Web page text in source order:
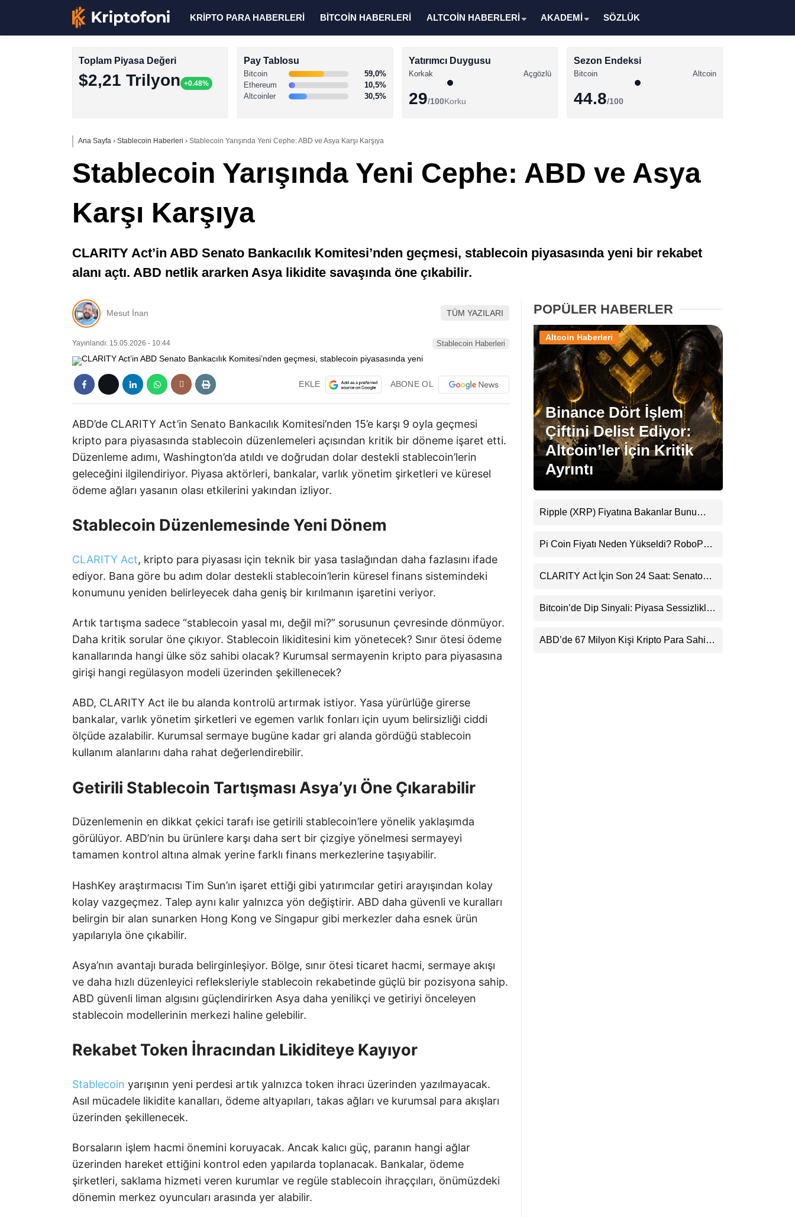
Altcoin Haberleri
Facebook
Instagram
Youtube
TikTok
KRİPTO PARA HABERLERİ BİTCOİN HABERLERİ ALTCOİN HABERLERİ AKADEMİ SÖZLÜK
Toplam Piyasa Değeri
$2,21 Trilyon +0.48%
Pay Tablosu
Bitcoin
59,0%
Ethereum
10,5%
Altcoinler
30,5%
Yatırımcı Duygusu
Korkak Açgözlü
29/100Korku
Sezon Endeksi
Bitcoin Altcoin
44.8/100
Ana Sayfa › Stablecoin Haberleri › Stablecoin Yarışında Yeni Cephe: ABD ve Asya Karşı Karşıya
Stablecoin Yarışında Yeni Cephe: ABD ve Asya
Karşı Karşıya
CLARITY Act’in ABD Senato Bankacılık Komitesi’nden geçmesi, stablecoin piyasasında yeni bir rekabet
alanı açtı. ABD netlik ararken Asya likidite savaşında öne çıkabilir.
Mesut İnan TÜM YAZILARI
Yayınlandı: 15.05.2026 - 10:44 Stablecoin Haberleri
EKLE ABONE OL
ABD’de CLARITY Act’in Senato Bankacılık Komitesi’nden 15’e karşı 9 oyla geçmesi
kripto para piyasasında stablecoin düzenlemeleri açısından kritik bir döneme işaret etti.
Düzenleme adımı, Washington’da atıldı ve doğrudan dolar destekli stablecoin’lerin
geleceğini ilgilendiriyor. Piyasa aktörleri, bankalar, varlık yönetim şirketleri ve küresel
ödeme ağları yasanın olası etkilerini yakından izliyor.
Stablecoin Düzenlemesinde Yeni Dönem
CLARITY Act, kripto para piyasası için teknik bir yasa taslağından daha fazlasını ifade
ediyor. Bana göre bu adım dolar destekli stablecoin’lerin küresel finans sistemindeki
konumunu yeniden belirleyecek daha geniş bir kırılmanın işaretini veriyor.
Artık tartışma sadece “stablecoin yasal mı, değil mi?” sorusunun çevresinde dönmüyor.
Daha kritik sorular öne çıkıyor. Stablecoin likiditesini kim yönetecek? Sınır ötesi ödeme
kanallarında hangi ülke söz sahibi olacak? Kurumsal sermayenin kripto para piyasasına
girişi hangi regülasyon modeli üzerinden şekillenecek?
ABD, CLARITY Act ile bu alanda kontrolü artırmak istiyor. Yasa yürürlüğe girerse
bankalar, varlık yönetim şirketleri ve egemen varlık fonları için uyum belirsizliği ciddi
ölçüde azalabilir. Kurumsal sermaye bugüne kadar gri alanda gördüğü stablecoin
kullanım alanlarını daha rahat değerlendirebilir.
Getirili Stablecoin Tartışması Asya’yı Öne Çıkarabilir
Düzenlemenin en dikkat çekici tarafı ise getirili stablecoin’lere yönelik yaklaşımda
görülüyor. ABD’nin bu ürünlere karşı daha sert bir çizgiye yönelmesi sermayeyi
tamamen kontrol altına almak yerine farklı finans merkezlerine taşıyabilir.
HashKey araştırmacısı Tim Sun’ın işaret ettiği gibi yatırımcılar getiri arayışından kolay
kolay vazgeçmez. Talep aynı kalır yalnızca yön değiştirir. ABD daha güvenli ve kuralları
belirgin bir alan sunarken Hong Kong ve Singapur gibi merkezler daha esnek ürün
yapılarıyla öne çıkabilir.
Asya’nın avantajı burada belirginleşiyor. Bölge, sınır ötesi ticaret hacmi, sermaye akışı
ve daha hızlı düzenleyici refleksleriyle stablecoin rekabetinde güçlü bir pozisyona sahip.
ABD güvenli liman algısını güçlendirirken Asya daha yenilikçi ve getiriyi önceleyen
stablecoin modellerinin merkezi haline gelebilir.
Rekabet Token İhracından Likiditeye Kayıyor
Stablecoin yarışının yeni perdesi artık yalnızca token ihracı üzerinden yazılmayacak.
Asıl mücadele likidite kanalları, ödeme altyapıları, takas ağları ve kurumsal para akışları
üzerinden şekillenecek.
Borsaların işlem hacmi önemini koruyacak. Ancak kalıcı güç, paranın hangi ağlar
üzerinden hareket ettiğini kontrol eden yapılarda toplanacak. Bankalar, ödeme
şirketleri, saklama hizmeti veren kurumlar ve regüle stablecoin ihraççıları, önümüzdeki
dönemin merkez oyuncuları arasında yer alabilir.
POPÜLER HABERLER
Binance Dört İşlem
Çiftini Delist Ediyor:
Altcoin’ler İçin Kritik
Ayrıntı
Altcoin Haberleri
Ripple (XRP) Fiyatına Bakanlar Bunu
Uyarı
Pi Coin Fiyatı Neden Yükseldi? RoboPay
Destekledi
CLARITY Act İçin Son 24 Saat: Senato
Beklentisini Bozabilir
Bitcoin’de Dip Sinyali: Piyasa Sessizlikle
ABD’de 67 Milyon Kişi Kripto Para Sahibi: